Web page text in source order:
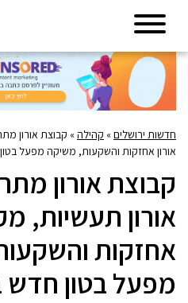
חדשות ירושלים» קהילה» קבוצת אורון
אורון אחזקות והשקעות, משיקה מפעל
קבוצת אורון
אורון תעשיות,
אחזקות
מפעל בטון